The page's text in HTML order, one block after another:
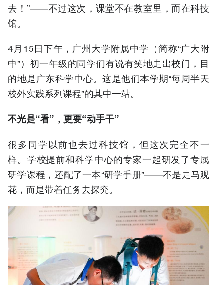
去！”——不过这次，课堂不在教室里，而在科技
馆。
4月15日下午，广州大学附属中学（简称“广大附
中”）初一年级的同学们有说有笑地走出校门，目
的地是广东科学中心。这是他们本学期“每周半天
校外实践系列课程”的其中一站。
不光是“看”，更要“动手干”
很多同学以前也去过科技馆，但这次完全不一
样。学校提前和科学中心的专家一起研发了专属
研学课程，还配了一本“研学手册”——不是走马观
花，而是带着任务去探究。